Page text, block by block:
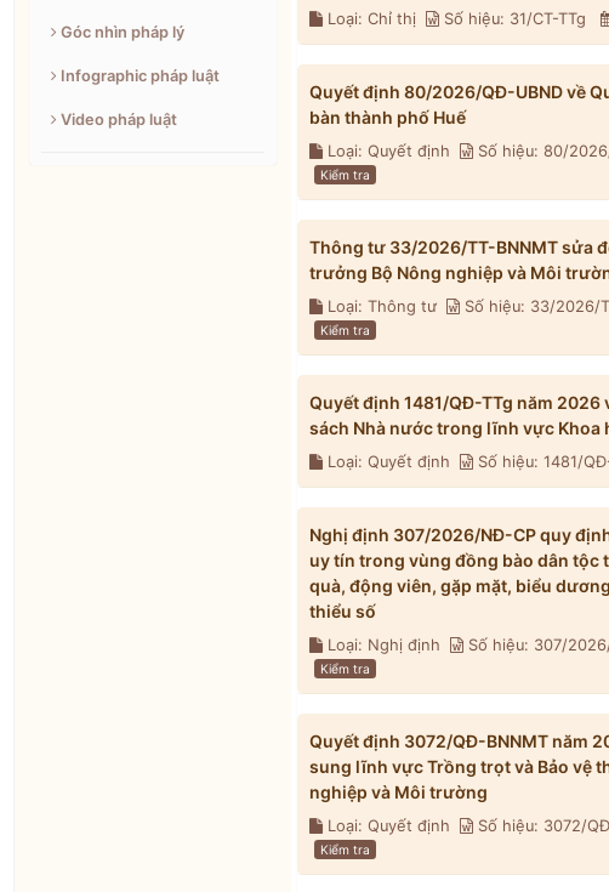
Góc nhìn pháp lý
Infographic pháp luật
Video pháp luật
Loại: Chỉ thị Số hiệu: 31/CT-TTg
Quyết định 80/2026/QĐ-UBND về
bàn thành phố Huế
Loại: Quyết định Số hiệu: 80/
Kiểm tra
Thông tư 33/2026/TT-BNNMT sửa
trưởng Bộ Nông nghiệp và Môi
Loại: Thông tư Số hiệu: 33/2026/
Kiểm tra
Quyết định 1481/QĐ-TTg năm
sách Nhà nước trong lĩnh vực Khoa
Loại: Quyết định Số hiệu: 1481/
Nghị định 307/2026/NĐ-CP quy
uy tín trong vùng đồng bào dân tộc
quà, động viên, gặp mặt, biểu
thiểu số
Loại: Nghị định Số hiệu: 307/
Kiểm tra
Quyết định 3072/QĐ-BNNMT năm
sung lĩnh vực Trồng trọt và Bảo vệ
nghiệp và Môi trường
Loại: Quyết định Số hiệu: 3072/
Kiểm tra